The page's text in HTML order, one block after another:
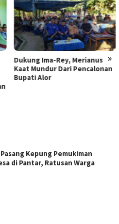
»
MK Hapus Ambang Batas
Parlemen 4 Persen, Berlaku
Mulai 2029
Kepung Pemukiman
di Pantar, Ratusan Warga